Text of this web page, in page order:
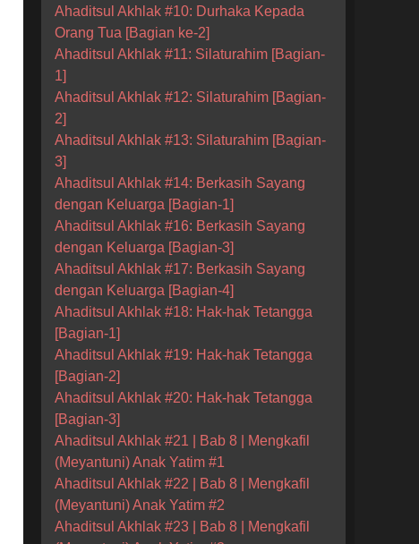
Ahaditsul Akhlak #10: Durhaka Kepada
Orang Tua [Bagian ke-2]
Ahaditsul Akhlak #11: Silaturahim [Bagian-
1]
Ahaditsul Akhlak #12: Silaturahim [Bagian-
2]
Ahaditsul Akhlak #13: Silaturahim [Bagian-
3]
Ahaditsul Akhlak #14: Berkasih Sayang
dengan Keluarga [Bagian-1]
Ahaditsul Akhlak #16: Berkasih Sayang
dengan Keluarga [Bagian-3]
Ahaditsul Akhlak #17: Berkasih Sayang
dengan Keluarga [Bagian-4]
Ahaditsul Akhlak #18: Hak-hak Tetangga
[Bagian-1]
Ahaditsul Akhlak #19: Hak-hak Tetangga
[Bagian-2]
Ahaditsul Akhlak #20: Hak-hak Tetangga
[Bagian-3]
Ahaditsul Akhlak #21 | Bab 8 | Mengkafil
(Meyantuni) Anak Yatim #1
Ahaditsul Akhlak #22 | Bab 8 | Mengkafil
(Meyantuni) Anak Yatim #2
Ahaditsul Akhlak #23 | Bab 8 | Mengkafil